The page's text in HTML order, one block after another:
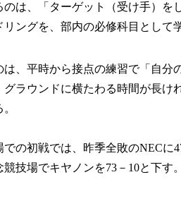
は、「ターゲット（受け手）を
ングを、部内の必修科目として
、平時から接点の練習で「自分
ラウンドに横たわる時間が長け
の初戦では、昨季全敗のNECに
技場でキヤノンを73－10と下す